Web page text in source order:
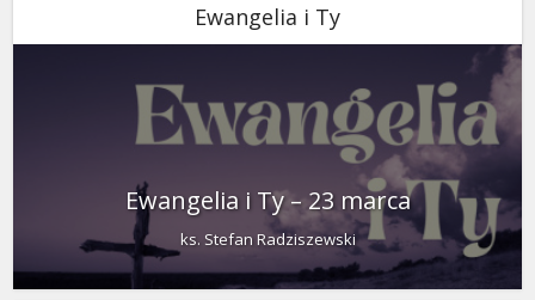
Ewangelia i Ty
Ewangelia i Ty – 23 marca
ks. Stefan Radziszewski